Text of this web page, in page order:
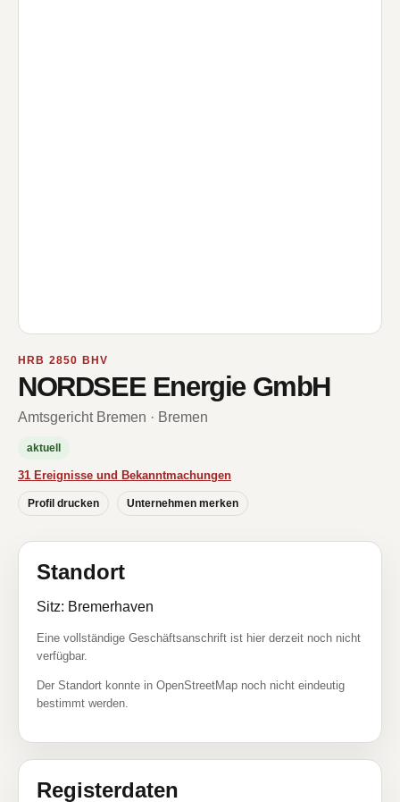
HRB 2850 BHV
NORDSEE Energie GmbH
Amtsgericht Bremen · Bremen
aktuell
31 Ereignisse und Bekanntmachungen
Profil drucken Unternehmen merken
Standort
Sitz: Bremerhaven
Eine vollständige Geschäftsanschrift ist hier derzeit noch nicht
verfügbar.
Der Standort konnte in OpenStreetMap noch nicht eindeutig
bestimmt werden.
Registerdaten